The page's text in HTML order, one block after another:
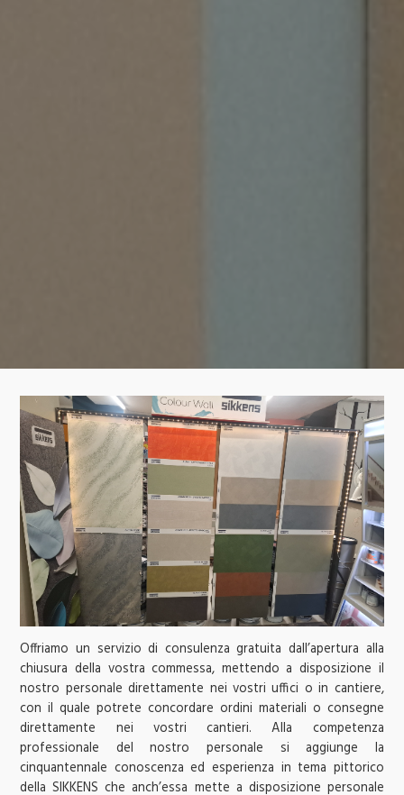
Offriamo un servizio di consulenza gratuita dall’apertura alla
chiusura della vostra commessa, mettendo a disposizione il
nostro personale direttamente nei vostri uffici o in cantiere,
con il quale potrete concordare ordini materiali o consegne
direttamente nei vostri cantieri. Alla competenza
professionale del nostro personale si aggiunge la
cinquantennale conoscenza ed esperienza in tema pittorico
della SIKKENS che anch’essa mette a disposizione personale